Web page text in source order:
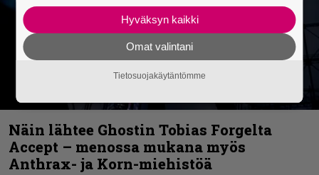
Näin lähtee Ghostin Tobias Forgelta
Accept – menossa mukana myös
Anthrax- ja Korn-miehistöä
Hyväksyn kaikki
Omat valintani
Tietosuojakäytäntömme